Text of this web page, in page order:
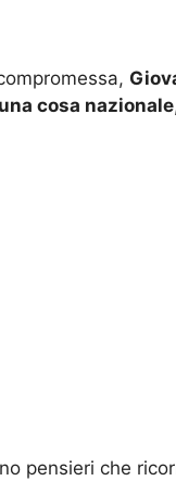
cosa nazionale
pensieri che